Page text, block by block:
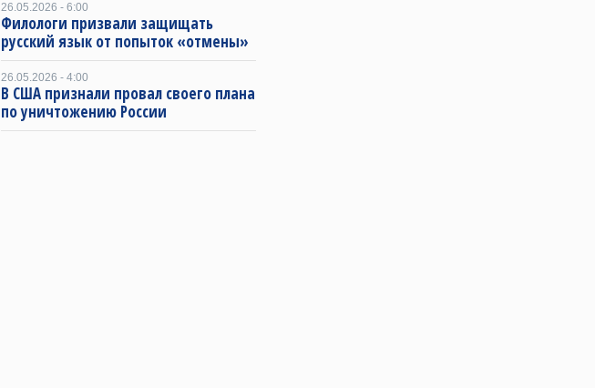
26.05.2026 - 6:00
Филологи призвали защищать
русский язык от попыток «отмены»
26.05.2026 - 4:00
В США признали провал своего плана
по уничтожению России